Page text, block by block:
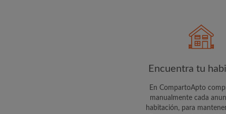
Encuentra tu
En CompartoApto
manualmente cada
habitación, para